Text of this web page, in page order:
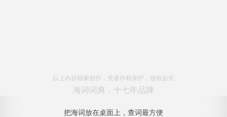
以上内容独家创作，受著作权保护，侵权必究
海词词典，十七年品牌
把海词放在桌面上，查词最方便